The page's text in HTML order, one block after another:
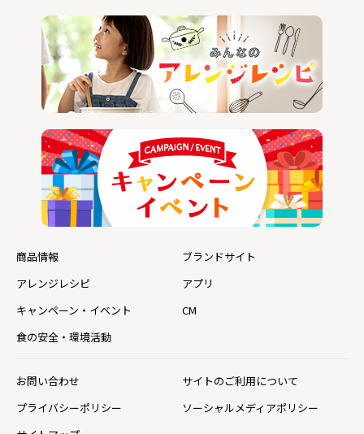
商品情報
ブランドサイト
アレンジレシピ
アプリ
キャンペーン・イベント
CM
食の安全・環境活動
お問い合わせ
サイトのご利用について
プライバシーポリシー
ソーシャルメディアポリシー